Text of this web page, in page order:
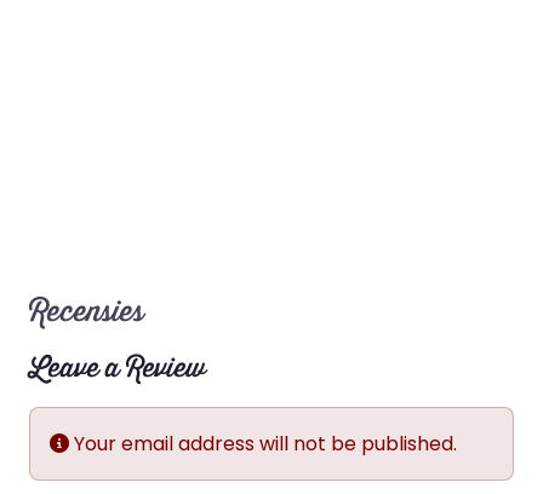
Recensies
Leave a Review
Your email address will not be published.